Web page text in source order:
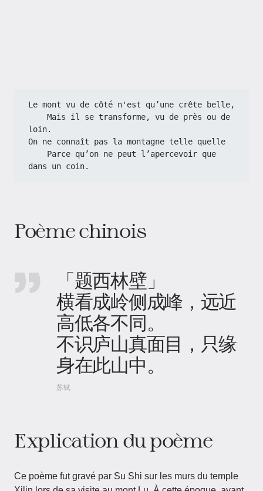
Le mont vu de côté n'est qu’une crête belle,
loin.
On ne connaît pas la montagne telle quelle
dans un coin.
Poème chinois
「题西林壁」
横看成岭侧成峰，远近
高低各不同。
不识庐山真面目，只缘
身在此山中。
苏轼
Explication du poème
Ce poème fut gravé par Su Shi sur les murs du temple